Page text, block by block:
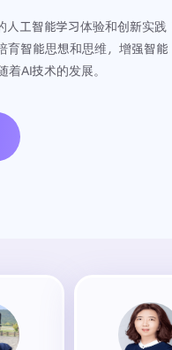
人工智能学习体验和创新实践
育智能思想和思维，增强智能
AI技术的发展。